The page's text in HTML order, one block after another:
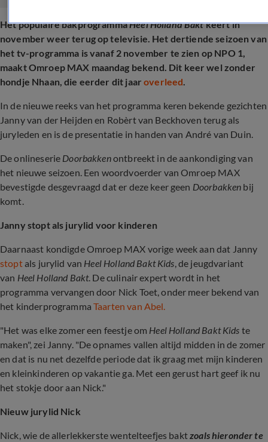
Het populaire bakprogrammaHeel Holland Baktkeert in
november weer terug op televisie. Het dertiende seizoen van
het tv-programma is vanaf 2 november te zien op NPO 1,
maakt Omroep MAX maandag bekend. Dit keer wel zonder
hondje Nhaan, die eerder dit jaaroverleed.
In de nieuwe reeks van het programma keren bekende gezichten
Janny van der Heijden en Robèrt van Beckhoven terug als
juryleden en is de presentatie in handen van André van Duin.
De onlineserie Doorbakkenontbreekt in de aankondiging van
het nieuwe seizoen. Een woordvoerder van Omroep MAX
bevestigde desgevraagd dat er deze keer geen Doorbakken bij
komt.
Janny stopt als jurylid voor kinderen
Daarnaast kondigde Omroep MAX vorige week aan dat Janny
stopt als jurylid van Heel Holland Bakt Kids, de jeugdvariant
van Heel Holland Bakt. De culinair expert wordt in het
programma vervangen door Nick Toet, onder meer bekend van
het kinderprogrammaTaarten van Abel.
"Het was elke zomer een feestje om Heel Holland Bakt Kids te
maken", zei Janny. "De opnames vallen altijd midden in de zomer
en dat is nu net dezelfde periode dat ik graag met mijn kinderen
en kleinkinderen op vakantie ga. Met een gerust hart geef ik nu
het stokje door aan Nick."
Nieuw jurylid Nick
Nick, wie de allerlekkerste wentelteefjes baktzoals hieronder te